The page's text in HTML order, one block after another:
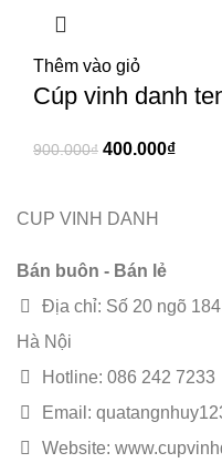
Thêm vào giỏ
Cúp vinh danh
900.000₫ 400.000₫
CUP VINH DANH
Bán buôn - Bán lẻ
Địa chỉ: Số 20 ngõ
Hà Nội
Hotline: 086 242 7233
Email:
Website: